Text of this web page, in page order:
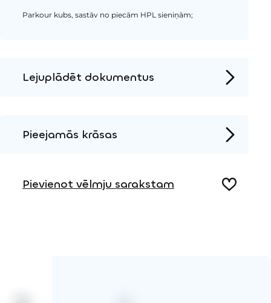
Parkour kubs, sastāv no piecām HPL sieniņām;
Lejuplādēt dokumentus
2D DWG – Sānu skats
3D DWG
Pieejamās krāsas
Pievienot vēlmju sarakstam